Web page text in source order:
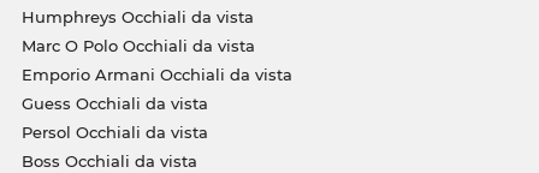
Humphreys Occhiali da vista
Marc O Polo Occhiali da vista
Emporio Armani Occhiali da vista
Guess Occhiali da vista
Persol Occhiali da vista
Boss Occhiali da vista